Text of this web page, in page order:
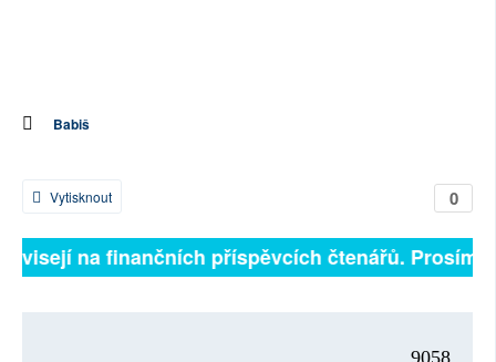
Babiš
0
Vytisknout
na finančních příspěvcích čtenářů.